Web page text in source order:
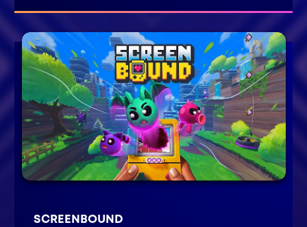
SCREENBOUND